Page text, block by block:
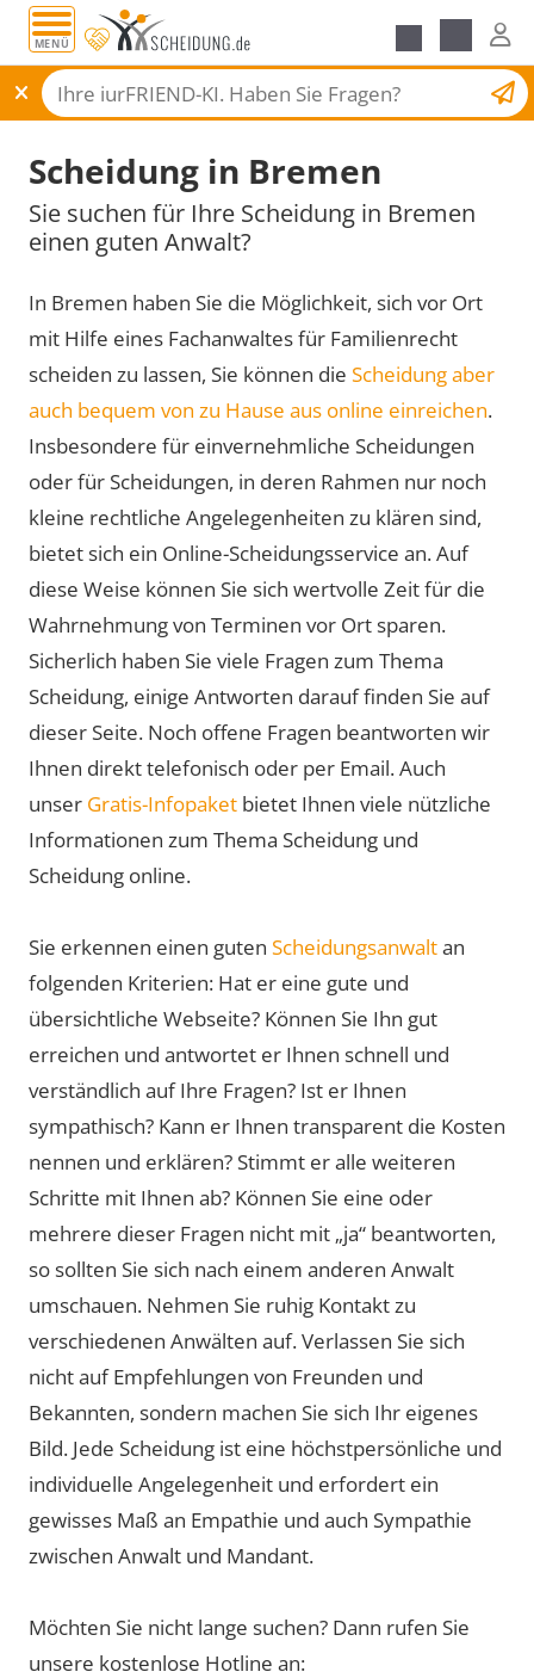
MENÜ
Scheidungsantrag
Scheidung in Bremen
Sie suchen für Ihre Scheidung in Bremen
einen guten Anwalt?
In Bremen haben Sie die Möglichkeit, sich vor Ort
mit Hilfe eines Fachanwaltes für Familienrecht
scheiden zu lassen, Sie können die Scheidung aber
auch bequem von zu Hause aus online einreichen.
Insbesondere für einvernehmliche Scheidungen
oder für Scheidungen, in deren Rahmen nur noch
kleine rechtliche Angelegenheiten zu klären sind,
bietet sich ein Online-Scheidungsservice an. Auf
diese Weise können Sie sich wertvolle Zeit für die
Wahrnehmung von Terminen vor Ort sparen.
Sicherlich haben Sie viele Fragen zum Thema
Scheidung, einige Antworten darauf finden Sie auf
dieser Seite. Noch offene Fragen beantworten wir
Ihnen direkt telefonisch oder per Email. Auch
unser Gratis-Infopaket bietet Ihnen viele nützliche
Informationen zum Thema Scheidung und
Scheidung online.
Sie erkennen einen guten Scheidungsanwaltan
folgenden Kriterien: Hat er eine gute und
übersichtliche Webseite? Können Sie Ihn gut
erreichen und antwortet er Ihnen schnell und
verständlich auf Ihre Fragen? Ist er Ihnen
sympathisch? Kann er Ihnen transparent die Kosten
nennen und erklären? Stimmt er alle weiteren
Schritte mit Ihnen ab? Können Sie eine oder
mehrere dieser Fragen nicht mit „ja“ beantworten,
so sollten Sie sich nach einem anderen Anwalt
umschauen. Nehmen Sie ruhig Kontakt zu
verschiedenen Anwälten auf. Verlassen Sie sich
nicht auf Empfehlungen von Freunden und
Bekannten, sondern machen Sie sich Ihr eigenes
Bild. Jede Scheidung ist eine höchstpersönliche und
individuelle Angelegenheit und erfordert ein
gewisses Maß an Empathie und auch Sympathie
zwischen Anwalt und Mandant.
Möchten Sie nicht lange suchen? Dann rufen Sie
unsere kostenlose Hotline an: